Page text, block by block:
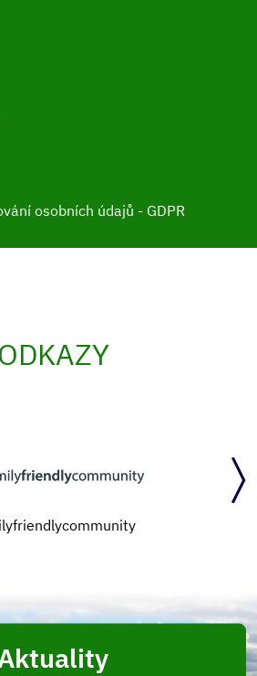
osobních údajů - GDPR